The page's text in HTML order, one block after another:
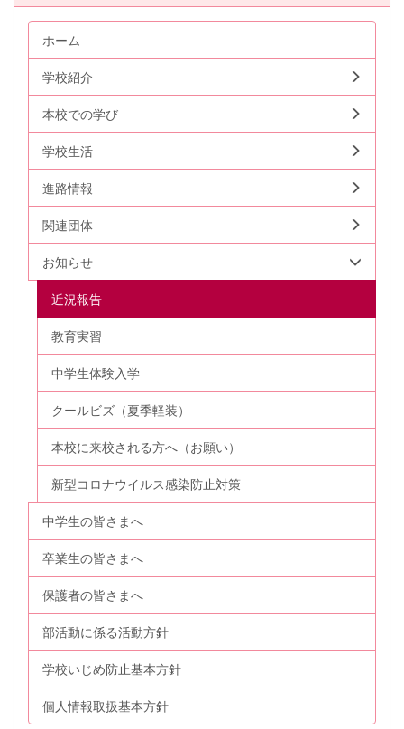
ホーム
学校紹介
本校での学び
学校生活
進路情報
関連団体
お知らせ
近況報告
教育実習
中学生体験入学
クールビズ（夏季軽装）
本校に来校される方へ（お願い）
新型コロナウイルス感染防止対策
中学生の皆さまへ
卒業生の皆さまへ
保護者の皆さまへ
部活動に係る活動方針
学校いじめ防止基本方針
個人情報取扱基本方針